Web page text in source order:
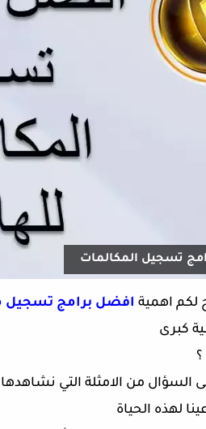
تسجيل المكالمات
لكم اهمية افضل برامج تسجيل
كبرى
؟
من الامثلة التي نشاهدها
لهذه الحياة